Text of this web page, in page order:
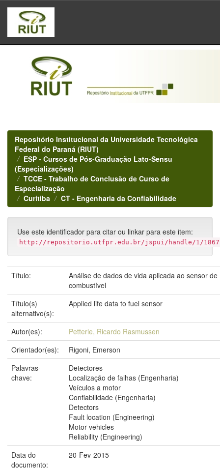
Skip
navigation
Repositório Institucional da Universidade Tecnológica
Federal do Paraná (RIUT)
ESP - Cursos de Pós-Graduação Lato-Sensu
(Especializações)
TCCE - Trabalho de Conclusão de Curso de
Especialização
Curitiba
CT - Engenharia da Confiabilidade
Use este identificador para citar ou linkar para este item:
http://repositorio.utfpr.edu.br/jspui/handle/1/
Título:
Análise de dados de vida aplicada ao sensor de
combustível
Título(s)
alternativo(s):
Applied life data to fuel sensor
Autor(es):
Petterle, Ricardo Rasmussen
Orientador(es):
Rigoni, Emerson
Palavras-
chave:
Detectores
Localização de falhas (Engenharia)
Veículos a motor
Confiabilidade (Engenharia)
Detectors
Fault location (Engineering)
Motor vehicles
Reliability (Engineering)
Data do
documento:
20-Fev-2015